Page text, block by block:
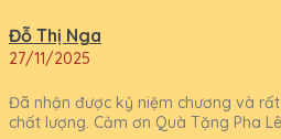
Đỗ Thị Nga
27/11/2025
Đã nhận được kỷ niệm chương và
chất lượng. Cảm ơn Quà Tặng Pha